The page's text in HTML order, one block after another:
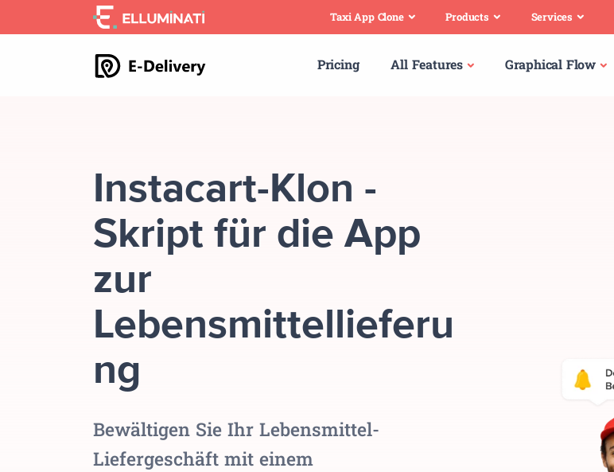
to
Taxi App Clone Products Services
Pricing All Features Graphical Flow
Instacart-Klon -
Skript für die App
zur
Lebensmittellieferu
ng
Bewältigen Sie Ihr Lebensmittel-
Liefergeschäft mit einem